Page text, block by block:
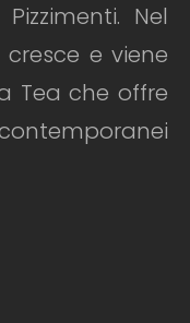
Nel
e viene
Tea che offre